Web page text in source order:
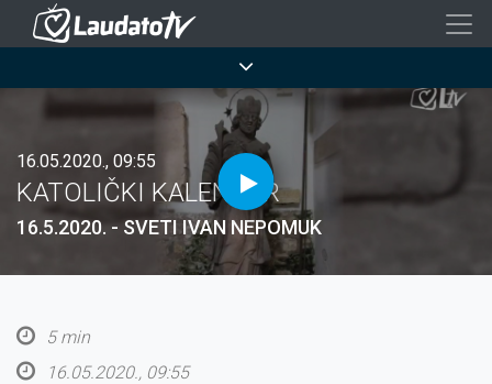
Skoči
sadržaj
16.05.2020., 09:55
KATOLIČKI KALENDAR
16.5.2020. - SVETI IVAN NEPOMUK
5 min
16.05.2020., 09:55